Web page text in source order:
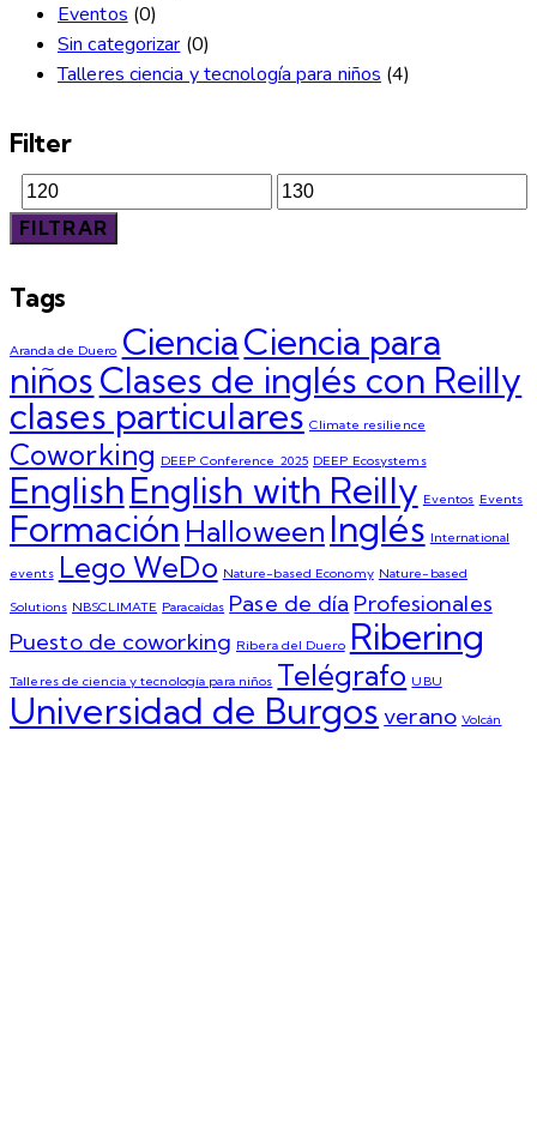
Eventos (0)
Sin categorizar (0)
Talleres ciencia y tecnología para niños (4)
Filter
FILTRAR
Tags
Aranda de Duero CienciaCiencia para
niñosClases de inglés con Reilly
clases particulares Climate resilience
Coworking DEEP Conference 2025 DEEP Ecosystems
EnglishEnglish with Reilly Eventos Events
Formación Halloween Inglés International
events Lego WeDo Nature-based Economy Nature-based
Solutions NBSCLIMATE Paracaídas Pase de día Profesionales
Puesto de coworking Ribera del Duero Ribering
Talleres de ciencia y tecnología para niños Telégrafo UBU
Universidad de Burgos verano Volcán